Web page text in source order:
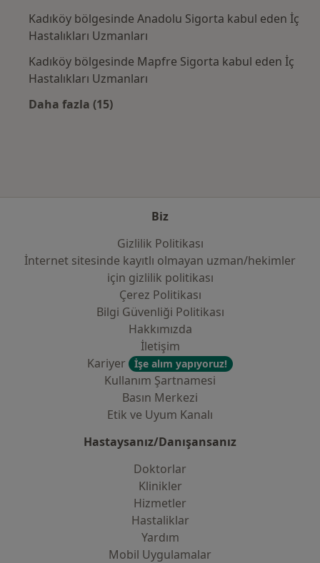
Kadıköy bölgesinde Anadolu Sigorta kabul eden İç
Hastalıkları Uzmanları
Kadıköy bölgesinde Mapfre Sigorta kabul eden İç
Hastalıkları Uzmanları
Daha fazla (15)
Biz
Gizlilik Politikası
İnternet sitesinde kayıtlı olmayan uzman/hekimler
i̇çin gizlilik politikası
Çerez Politikası
Bilgi Güvenliği Politikası
Hakkımızda
İletişim
Kariyer
İşe alım yapıyoruz!
Kullanım Şartnamesi
Basın Merkezi
Etik ve Uyum Kanalı
Hastaysanız/Danışansanız
Doktorlar
Klinikler
Hizmetler
Hastaliklar
Yardım
Mobil Uygulamalar